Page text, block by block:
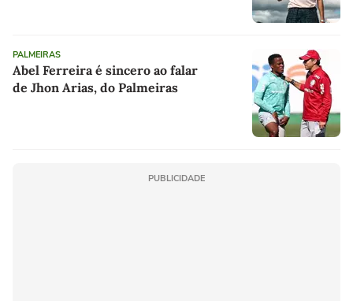
PALMEIRAS
Abel Ferreira é sincero ao falar
de Jhon Arias, do Palmeiras
PUBLICIDADE